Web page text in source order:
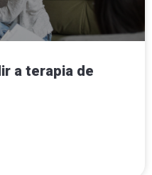
a terapia de